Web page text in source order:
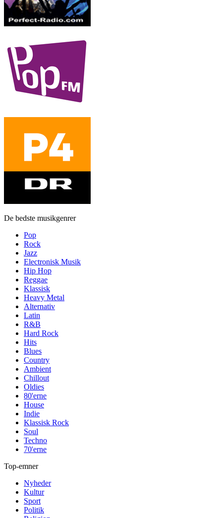
De bedste musikgenrer
Pop
Rock
Jazz
Electronisk Musik
Hip Hop
Reggae
Klassisk
Heavy Metal
Alternativ
Latin
R&B
Hard Rock
Hits
Blues
Country
Ambient
Chillout
Oldies
80'erne
House
Indie
Klassisk Rock
Soul
Techno
70'erne
Top-emner
Nyheder
Kultur
Sport
Politik